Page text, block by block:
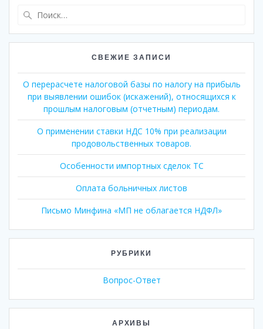
СВЕЖИЕ ЗАПИСИ
О перерасчете налоговой базы по налогу на прибыль
при выявлении ошибок (искажений), относящихся к
прошлым налоговым (отчетным) периодам.
О применении ставки НДС 10% при реализации
продовольственных товаров.
Особенности импортных сделок ТС
Оплата больничных листов
Письмо Минфина «МП не облагается НДФЛ»
РУБРИКИ
Вопрос-Ответ
АРХИВЫ